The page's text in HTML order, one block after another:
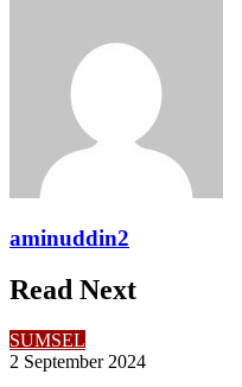
aminuddin2
Read Next
SUMSEL
2 September 2024